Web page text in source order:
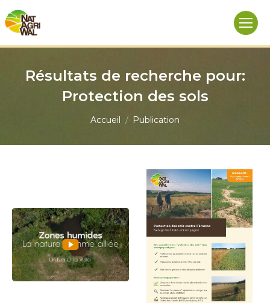
Résultats de recherche pour:
Protection des sols
Vous êtes ici :
Accueil Publication